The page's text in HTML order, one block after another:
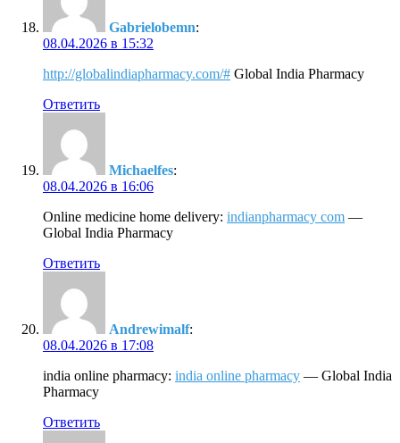
Gabrielobemn:
08.04.2026 в 15:32
http://globalindiapharmacy.com/# Global India Pharmacy
Ответить
Michaelfes:
08.04.2026 в 16:06
Online medicine home delivery: indianpharmacy com —
Global India Pharmacy
Ответить
Andrewimalf:
08.04.2026 в 17:08
india online pharmacy: india online pharmacy — Global India
Pharmacy
Ответить